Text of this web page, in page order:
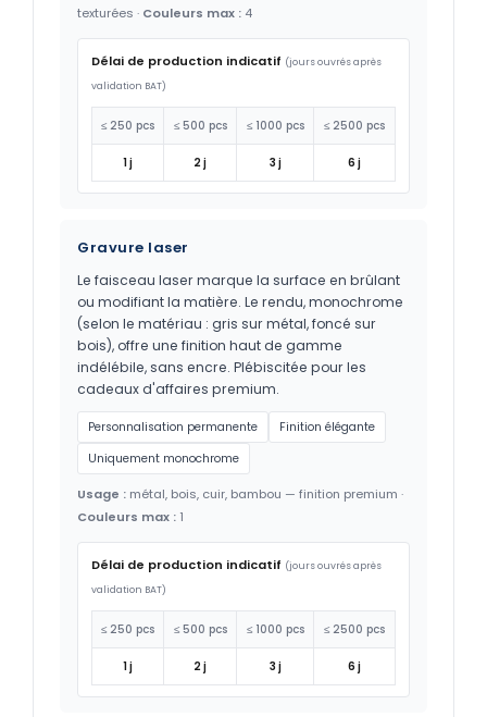
texturées · Couleurs max : 4
Délai de production indicatif (jours ouvrés après
validation BAT)
≤ 250 pcs ≤ 500 pcs ≤ 1000 pcs ≤ 2500 pcs
1 j 2 j 3 j 6 j
Gravure laser
Le faisceau laser marque la surface en brûlant
ou modifiant la matière. Le rendu, monochrome
(selon le matériau : gris sur métal, foncé sur
bois), offre une finition haut de gamme
indélébile, sans encre. Plébiscitée pour les
cadeaux d'affaires premium.
Personnalisation permanente
Finition élégante
Uniquement monochrome
Usage : métal, bois, cuir, bambou — finition premium ·
Couleurs max : 1
Délai de production indicatif (jours ouvrés après
validation BAT)
≤ 250 pcs ≤ 500 pcs ≤ 1000 pcs ≤ 2500 pcs
1 j 2 j 3 j 6 j